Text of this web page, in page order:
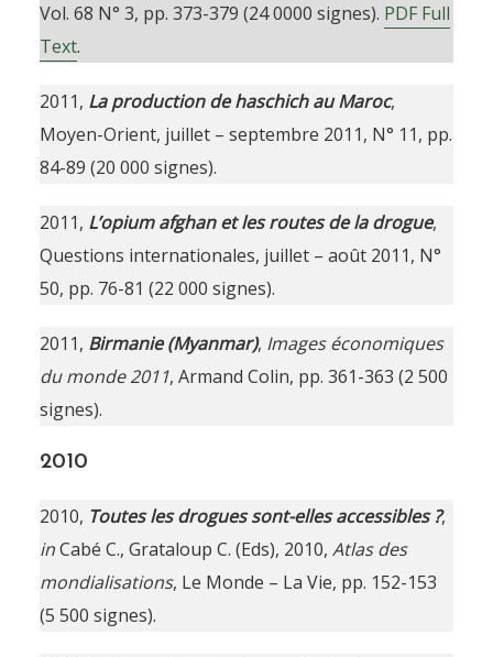
Vol. 68 N° 3, pp. 373-379 (24 0000 signes). PDF Full
Text.
2011, La production de haschich au Maroc,
Moyen-Orient, juillet – septembre 2011, N° 11, pp.
84-89 (20 000 signes).
2011, L’opium afghan et les routes de la drogue,
Questions internationales, juillet – août 2011, N°
50, pp. 76-81 (22 000 signes).
2011, Birmanie (Myanmar), Images économiques
du monde 2011, Armand Colin, pp. 361-363 (2 500
signes).
2010
2010, Toutes les drogues sont-elles accessibles ?,
inCabé C., Grataloup C. (Eds), 2010, Atlas des
mondialisations, Le Monde – La Vie, pp. 152-153
(5 500 signes).